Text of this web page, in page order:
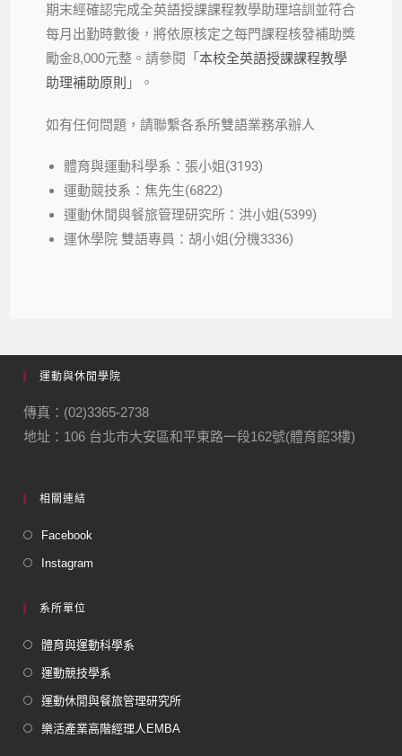
期末經確認完成全英語授課課程教學助理培訓並符合
每月出勤時數後，將依原核定之每門課程核發補助獎
勵金8,000元整。請參閱「本校全英語授課課程教學
助理補助原則 」。
如有任何問題，請聯繫各系所雙語業務承辦人
體育與運動科學系：張小姐(3193)
運動競技系：焦先生(6822)
運動休閒與餐旅管理研究所：洪小姐(5399)
運休學院 雙語專員：胡小姐(分機3336)
運動與休閒學院
傳真：(02)3365-2738
地址：106 台北市大安區和平東路一段162號(體育館3樓)
相關連結
Facebook
Instagram
系所單位
體育與運動科學系
運動競技學系
運動休閒與餐旅管理研究所
樂活產業高階經理人EMBA